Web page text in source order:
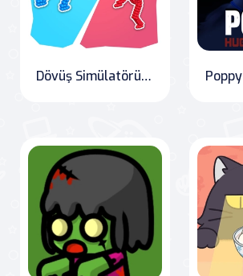
Dövüş Simülatörü 3D